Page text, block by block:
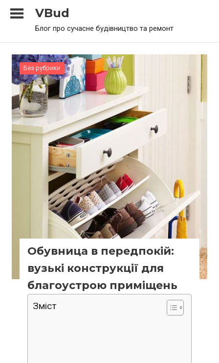
VBud
Блог про сучасне будівництво та ремонт
Без рубрики
Обувница в передпокій:
вузькі конструкції для
благоустрою приміщень
Зміст